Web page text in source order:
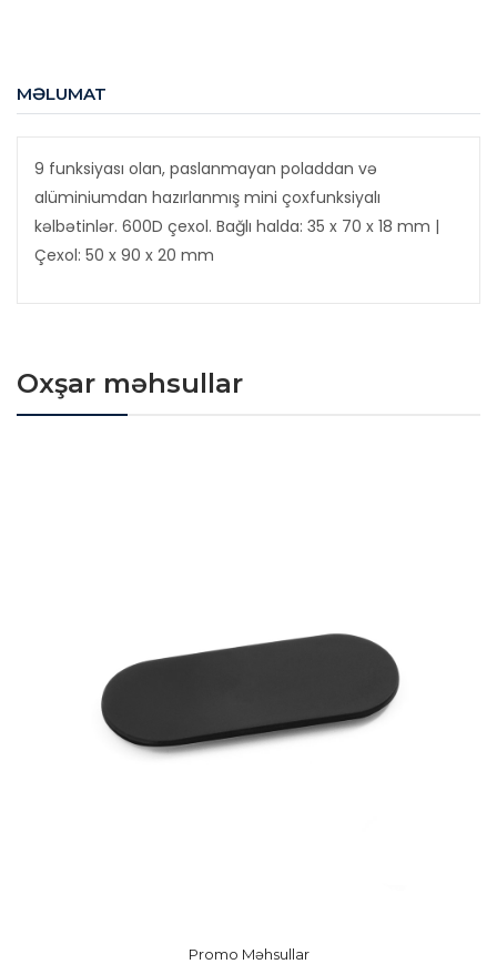
MƏLUMAT
9 funksiyası olan, paslanmayan poladdan və
alüminiumdan hazırlanmış mini çoxfunksiyalı
kəlbətinlər. 600D çexol. Bağlı halda: 35 x 70 x 18 mm |
Çexol: 50 x 90 x 20 mm
Oxşar məhsullar
Promo Məhsullar